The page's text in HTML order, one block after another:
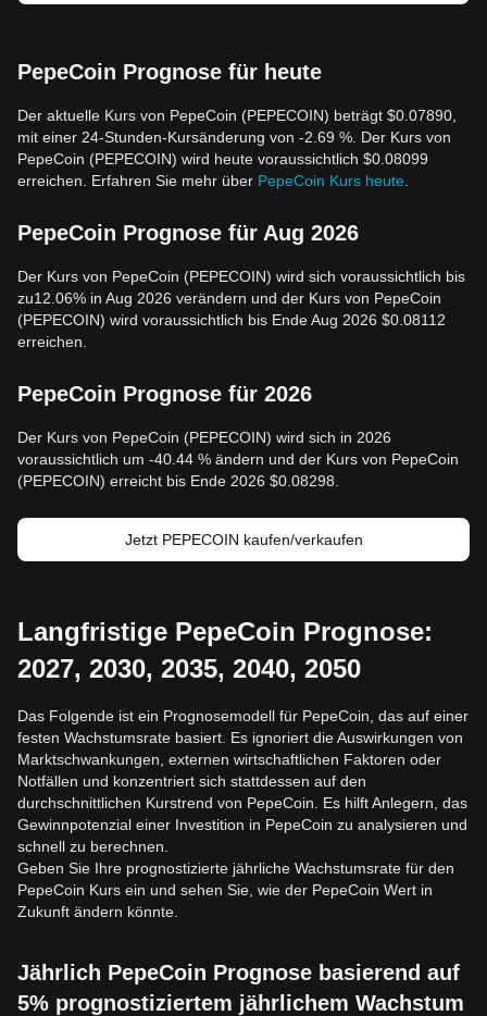
PepeCoin Prognose für heute
Der aktuelle Kurs von PepeCoin (PEPECOIN) beträgt $0.07890,
mit einer 24-Stunden-Kursänderung von -2.69 %. Der Kurs von
PepeCoin (PEPECOIN) wird heute voraussichtlich $0.08099
erreichen. Erfahren Sie mehr über PepeCoin Kurs heute
PepeCoin Prognose für Aug 2026
Der Kurs von PepeCoin (PEPECOIN) wird sich voraussichtlich bis
zu12.06% in Aug 2026 verändern und der Kurs von PepeCoin
(PEPECOIN) wird voraussichtlich bis Ende Aug 2026 $0.08112
erreichen.
PepeCoin Prognose für 2026
Der Kurs von PepeCoin (PEPECOIN) wird sich in 2026
voraussichtlich um -40.44 % ändern und der Kurs von PepeCoin
(PEPECOIN) erreicht bis Ende 2026 $0.08298.
Jetzt PEPECOIN kaufen/verkaufen
Langfristige PepeCoin Prognose:
2027, 2030, 2035, 2040, 2050
Das Folgende ist ein Prognosemodell für PepeCoin, das auf einer
festen Wachstumsrate basiert. Es ignoriert die Auswirkungen von
Marktschwankungen, externen wirtschaftlichen Faktoren oder
Notfällen und konzentriert sich stattdessen auf den
durchschnittlichen Kurstrend von PepeCoin. Es hilft Anlegern, das
Gewinnpotenzial einer Investition in PepeCoin zu analysieren und
schnell zu berechnen.
Geben Sie Ihre prognostizierte jährliche Wachstumsrate für den
PepeCoin Kurs ein und sehen Sie, wie der PepeCoin Wert in
Zukunft ändern könnte.
Jährlich PepeCoin Prognose basierend auf
5% prognostiziertem jährlichem Wachstum